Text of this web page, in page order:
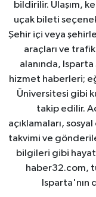
bildirilir. Ulaşım,
uçak bileti
Şehir içi veya
araçları ve
alanında,
hizmet haberleri;
Üniversitesi gibi
takip edilir.
açıklamaları,
takvimi ve
bilgileri gibi
haber32.com,
Isparta'nın